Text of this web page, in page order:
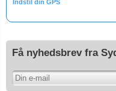
Indstil din GPS
Få nyhedsbrev fra